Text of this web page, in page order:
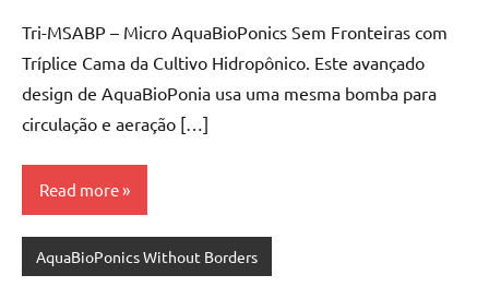
Tri-MSABP – Micro AquaBioPonics Sem Fronteiras com
Tríplice Cama da Cultivo Hidropônico. Este avançado
design de AquaBioPonia usa uma mesma bomba para
circulação e aeração […]
Read more
AquaBioPonics Without Borders